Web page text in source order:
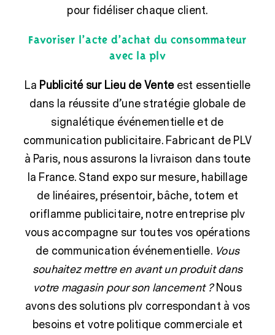
pour fidéliser chaque client.
Favoriser l’acte d’achat du consommateur
avec la plv
La Publicité sur Lieu de Vente est essentielle
dans la réussite d’une stratégie globale de
signalétique événementielle et de
communication publicitaire. Fabricant de PLV
à Paris, nous assurons la livraison dans toute
la France. Stand expo sur mesure, habillage
de linéaires, présentoir, bâche, totem et
oriflamme publicitaire, notre entreprise plv
vous accompagne sur toutes vos opérations
de communication événementielle. Vous
souhaitez mettre en avant un produit dans
votre magasin pour son lancement ?Nous
avons des solutions plv correspondant à vos
besoins et votre politique commerciale et